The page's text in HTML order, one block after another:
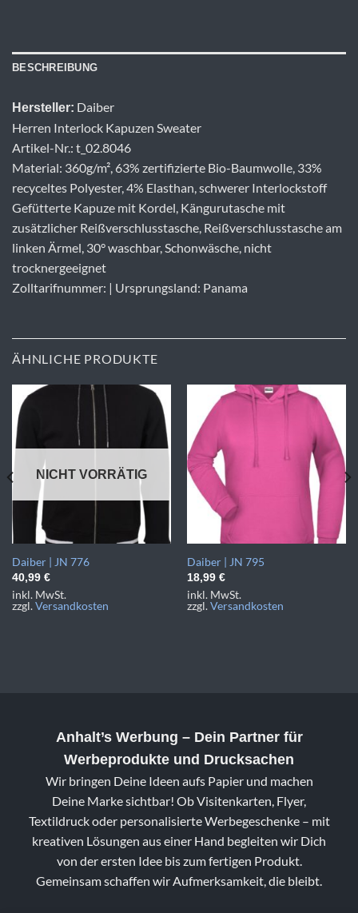
BESCHREIBUNG
Hersteller: Daiber
Herren Interlock Kapuzen Sweater
Artikel-Nr.: t_02.8046
Material: 360g/m², 63% zertifizierte Bio-Baumwolle, 33%
recyceltes Polyester, 4% Elasthan, schwerer Interlockstoff
Gefütterte Kapuze mit Kordel, Kängurutasche mit
zusätzlicher Reißverschlusstasche, Reißverschlusstasche am
linken Ärmel, 30° waschbar, Schonwäsche, nicht
trocknergeeignet
Zolltarifnummer: | Ursprungsland: Panama
ÄHNLICHE PRODUKTE
NICHT VORRÄTIG
Daiber | JN 776
40,99 €
inkl. MwSt.
zzgl.Versandkosten
Daiber | JN 795
18,99 €
inkl. MwSt.
zzgl.Versandkosten
Anhalt’s Werbung – Dein Partner für
Werbeprodukte und Drucksachen
Wir bringen Deine Ideen aufs Papier und machen
Deine Marke sichtbar! Ob Visitenkarten, Flyer,
Textildruck oder personalisierte Werbegeschenke – mit
kreativen Lösungen aus einer Hand begleiten wir Dich
von der ersten Idee bis zum fertigen Produkt.
Gemeinsam schaffen wir Aufmerksamkeit, die bleibt.